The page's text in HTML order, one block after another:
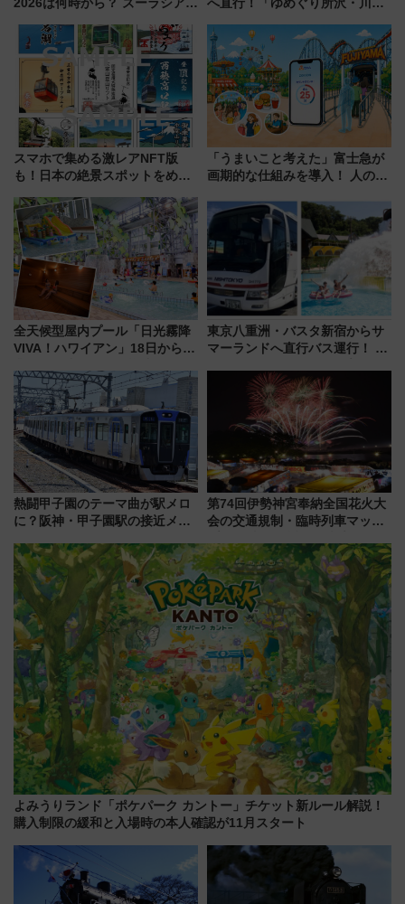
見どころ、限定イベントを徹底
解説！
軽に 運行ダイヤ・運賃を解説
スマホで集める激レアNFT版
も！日本の絶景スポットをめぐ
ん)」企画がスタート
「うまいこと考えた」富士急が
画期的な仕組みを導入！ 人のか
ん」始動
全天候型屋内プール「日光霧降
VIVA！ハワイアン」18日から営
ァミリーから大人まで幅広い世
代が一日中楽しる夏のリゾート
を楽しんで
東京八重洲・バスタ新宿からサ
マーランドへ直行バス運行！ お
推し活を楽しもう！（2026年
8/1～31）
熱闘甲子園のテーマ曲が駅メロ
に？阪神・甲子園駅の接近メロ
谷実アレンジの特別仕様へ、8月
5日始発から
第74回伊勢神宮奉納全国花火大
会の交通規制・臨時列車マッ
セス
よみうりランド「ポケパーク カントー」チケット新ルール解説！
購入制限の緩和と入場時の本人確認が11月スタート